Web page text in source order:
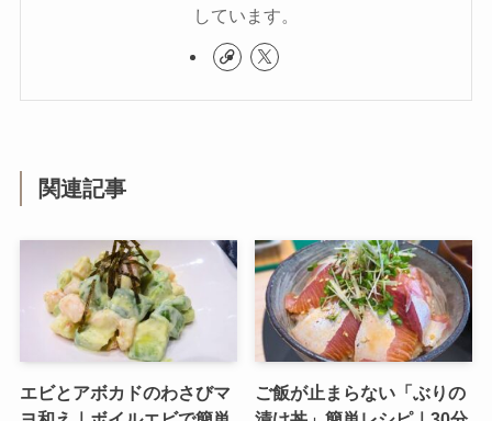
しています。
関連記事
エビとアボカドのわさびマ
ご飯が止まらない「ぶりの